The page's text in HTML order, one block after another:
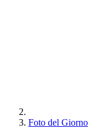
Foto del Giorno